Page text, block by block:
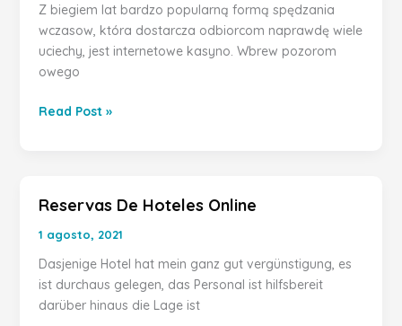
Z biegiem lat bardzo popularną formą spędzania
wczasow, która dostarcza odbiorcom naprawdę wiele
uciechy, jest internetowe kasyno. Wbrew pozorom
owego
Oficjalnej
Stronie
Kasyna
Read Post »
Reservas De Hoteles Online
1 agosto, 2021
Dasjenige Hotel hat mein ganz gut vergünstigung, es
ist durchaus gelegen, das Personal ist hilfsbereit
darüber hinaus die Lage ist
Reservas
Hoteles
Online